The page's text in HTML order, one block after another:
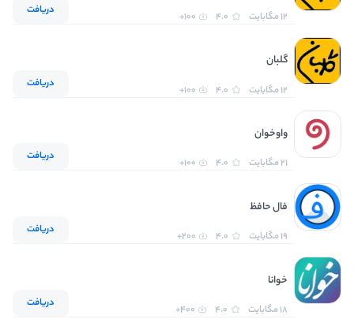
12 مگابایت 4.0
100+ دریافت
گلبان
12 مگابایت 4.0
100+ دریافت
واوخوان
21 مگابایت 4.0
100+ دریافت
فال حافظ
19 مگابایت 4.0
200+ دریافت
خوانا
18 مگابایت 4.0
400+ دریافت